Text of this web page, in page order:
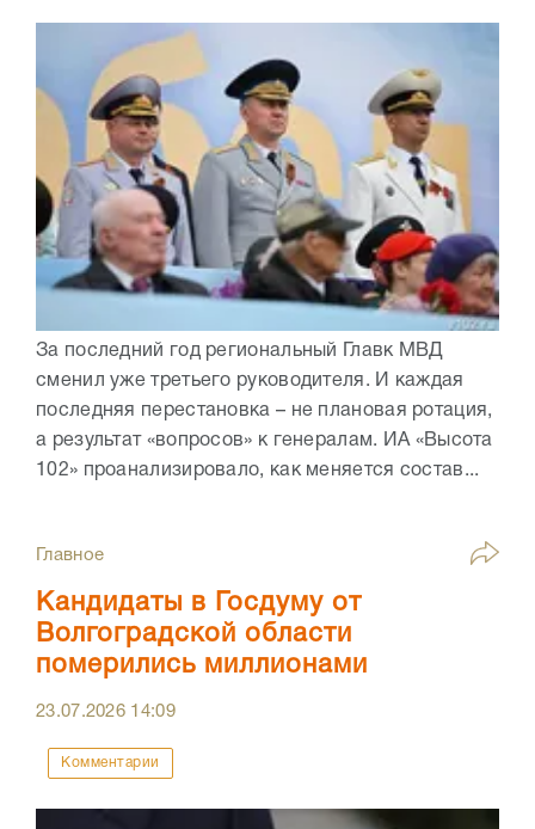
За последний год региональный Главк МВД
сменил уже третьего руководителя. И каждая
последняя перестановка – не плановая ротация,
а результат «вопросов» к генералам. ИА «Высота
102» проанализировало, как меняется состав...
Главное
Кандидаты в Госдуму от
Волгоградской области
померились миллионами
23.07.2026 14:09
Комментарии